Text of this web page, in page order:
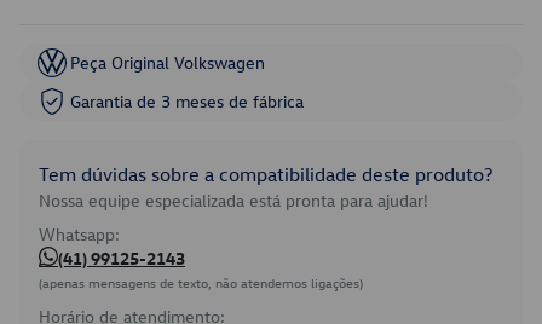
Peça Original Volkswagen
Garantia de 3 meses de fábrica
Tem dúvidas sobre a compatibilidade deste produto?
Nossa equipe especializada está pronta para ajudar!
Whatsapp:
(41) 99125-2143
(apenas mensagens de texto, não atendemos ligações)
Horário de atendimento: